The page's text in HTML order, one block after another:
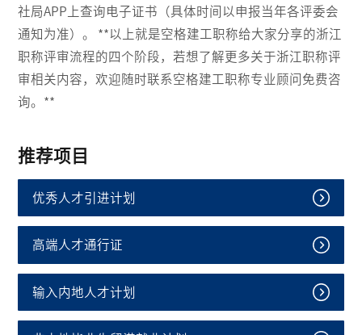
社局APP上查询电子证书（具体时间以申报当年各评委会
通知为准）。 **以上就是空格建工职称给大家分享的浙江
职称评审流程的四个阶段，若想了解更多关于浙江职称评
审相关内容，欢迎随时联系空格建工职称专业顾问免费咨
询。**
推荐项目
优秀人才引进计划
高端人才通行证
输入内地人才计划